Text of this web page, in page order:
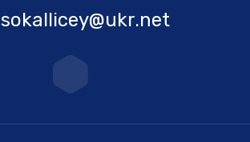
sokallicey@ukr.net